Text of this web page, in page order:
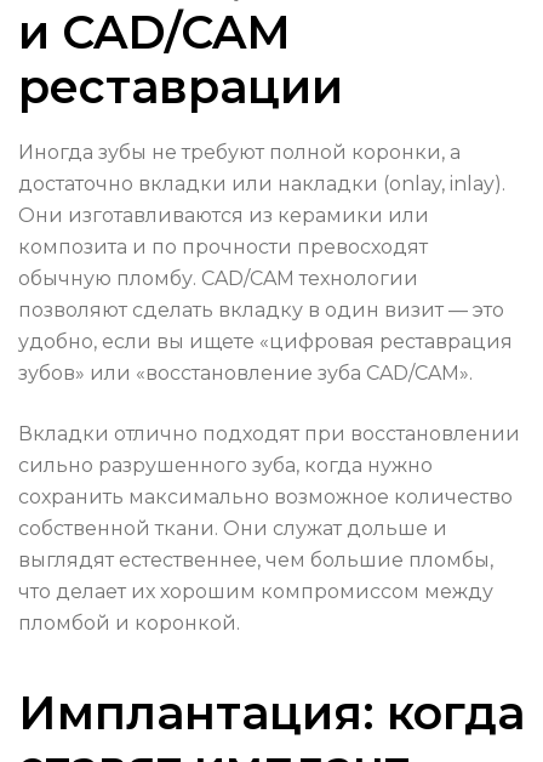
и CAD/CAM
реставрации
Иногда зубы не требуют полной коронки, а
достаточно вкладки или накладки (onlay, inlay).
Они изготавливаются из керамики или
композита и по прочности превосходят
обычную пломбу. CAD/CAM технологии
позволяют сделать вкладку в один визит — это
удобно, если вы ищете «цифровая реставрация
зубов» или «восстановление зуба CAD/CAM».
Вкладки отлично подходят при восстановлении
сильно разрушенного зуба, когда нужно
сохранить максимально возможное количество
собственной ткани. Они служат дольше и
выглядят естественнее, чем большие пломбы,
что делает их хорошим компромиссом между
пломбой и коронкой.
Имплантация: когда